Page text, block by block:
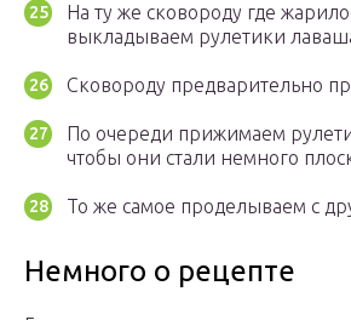
На ту же сковороду где
выкладываем рулетики
Сковороду предварительно
По очереди прижимаем
чтобы они стали немного
То же самое проделываем с
Немного о рецепте